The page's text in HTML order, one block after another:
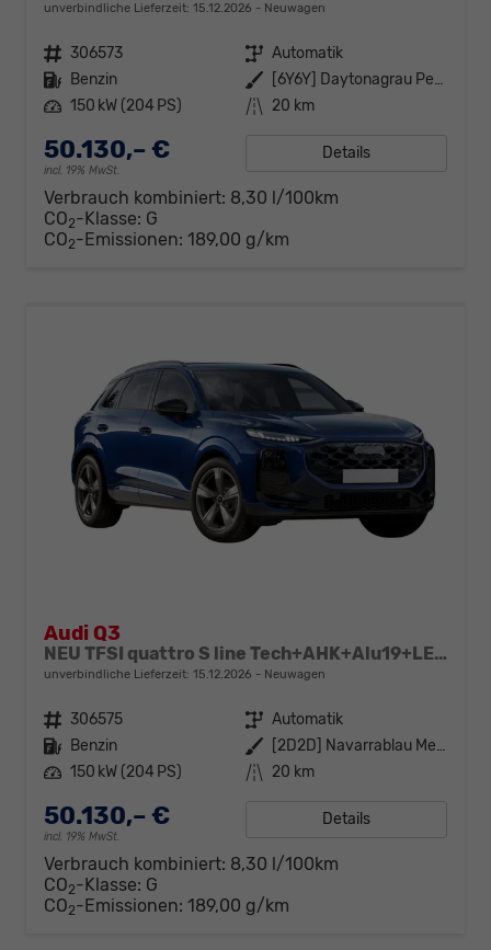
unverbindliche Lieferzeit: 15.12.2026 Neuwagen
Fahrzeugnr. 306573 Getriebe Automatik
Kraftstoff Benzin Außenfarbe
[6Y6Y] Daytonagrau Perleffekt
Leistung 150 kW (204 PS) Kilometerstand 20 km
50.130,– €
incl. 19% MwSt.
Details
Verbrauch kombiniert: 8,30 l/100km
CO2-Klasse: G
CO2-Emissionen: 189,00 g/km
Audi Q3
NEU TFSI quattro S line Tech+AHK+Alu19+LEDplus+KlimaPlus+ExtSchwarz
unverbindliche Lieferzeit: 15.12.2026 Neuwagen
Fahrzeugnr. 306575 Getriebe Automatik
Kraftstoff Benzin Außenfarbe
[2D2D] Navarrablau Metallic
Leistung 150 kW (204 PS) Kilometerstand 20 km
50.130,– €
incl. 19% MwSt.
Details
Verbrauch kombiniert: 8,30 l/100km
CO2-Klasse: G
CO2-Emissionen: 189,00 g/km